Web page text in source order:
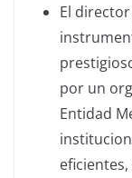
El
por un
Entidad